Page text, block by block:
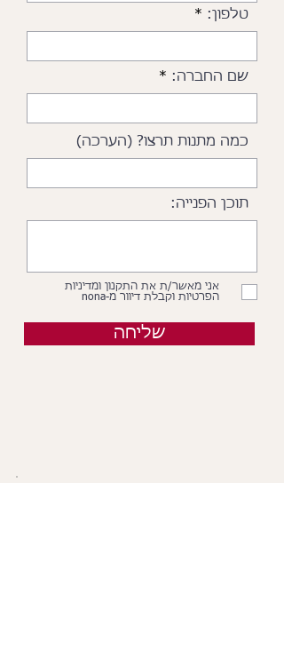
טלפון:
שם החברה:
כמה מתנות תרצו? (הערכה)
תוכן הפנייה:
אני מאשר/ת את התקנון ומדיניות
הפרטיות וקבלת דיוור מ-nona
שליחה